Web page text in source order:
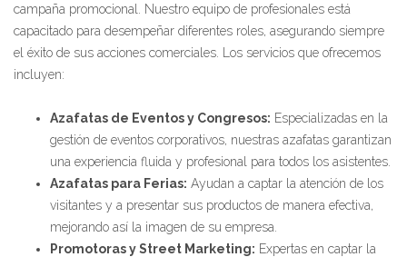
campaña promocional. Nuestro equipo de profesionales está
capacitado para desempeñar diferentes roles, asegurando siempre
el éxito de sus acciones comerciales. Los servicios que ofrecemos
incluyen:
Azafatas de Eventos y Congresos: Especializadas en la
gestión de eventos corporativos, nuestras azafatas garantizan
una experiencia fluida y profesional para todos los asistentes.
Azafatas para Ferias: Ayudan a captar la atención de los
visitantes y a presentar sus productos de manera efectiva,
mejorando así la imagen de su empresa.
Promotoras y Street Marketing: Expertas en captar la